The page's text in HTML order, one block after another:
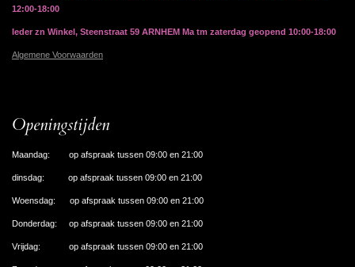
12:00-18:00
Ieder zn Winkel, Steenstraat 59 ARNHEM Ma tm zaterdag geopend 10:00-18:00
Algemene Voorwaarden
Openingstijden
Maandag: op afspraak tussen 09:00 en 21:00
dinsdag: op afspraak tussen 09:00 en 21:00
Woensdag: op afspraak tussen 09:00 en 21:00
Donderdag: op afspraak tussen 09:00 en 21:00
Vrijdag: op afspraak tussen 09:00 en 21:00